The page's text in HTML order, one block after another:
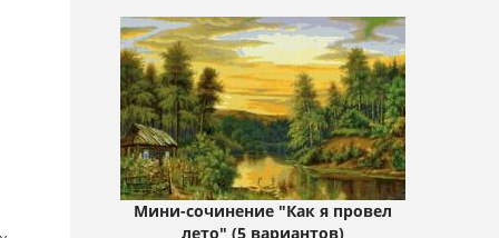
Мини-сочинение "Как я провел
лето" (5 вариантов)